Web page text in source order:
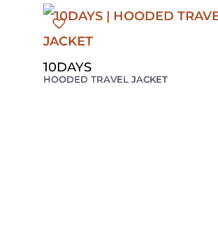
10DAYS
HOODED TRAVEL JACKET